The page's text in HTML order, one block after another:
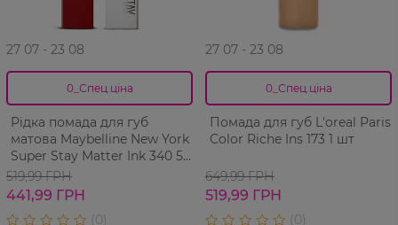
27 07 - 23 08
0_Спец.ціна
Рідка помада для губ
матова Maybelline New York
Super Stay Matter Ink 340 5
мл
519,99 ГРН
441,99 ГРН
27 07 - 23 08
0_Спец.ціна
Помада для губ L'oreal Paris
Color Riche Ins 173 1 шт
649,99 ГРН
519,99 ГРН